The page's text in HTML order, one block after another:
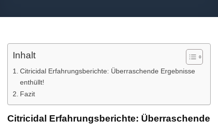
Inhalt
Citricidal Erfahrungsberichte: Überraschende Ergebnisse
enthüllt!
Fazit
Citricidal Erfahrungsberichte: Überraschende